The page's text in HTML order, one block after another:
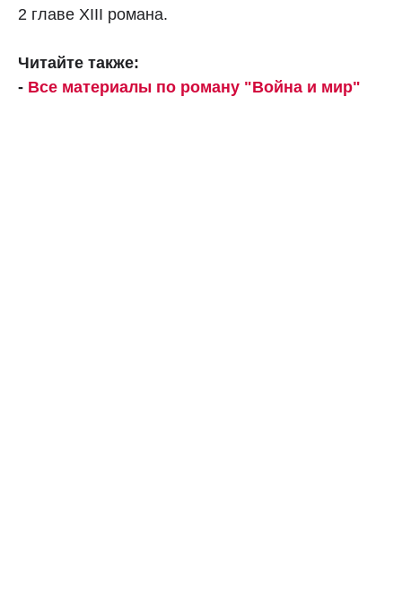
2 главе XIII романа.
Читайте также:
- Все материалы по роману "Война и мир"